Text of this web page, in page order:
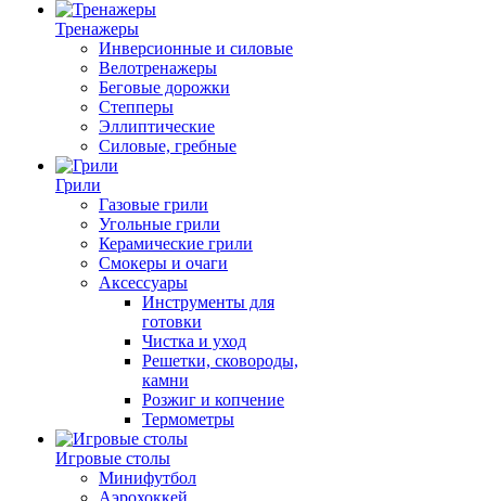
Тренажеры
Инверсионные и силовые
Велотренажеры
Беговые дорожки
Степперы
Эллиптические
Силовые, гребные
Грили
Газовые грили
Угольные грили
Керамические грили
Смокеры и очаги
Аксессуары
Инструменты для
готовки
Чистка и уход
Решетки, сковороды,
камни
Розжиг и копчение
Термометры
Игровые столы
Минифутбол
Аэрохоккей